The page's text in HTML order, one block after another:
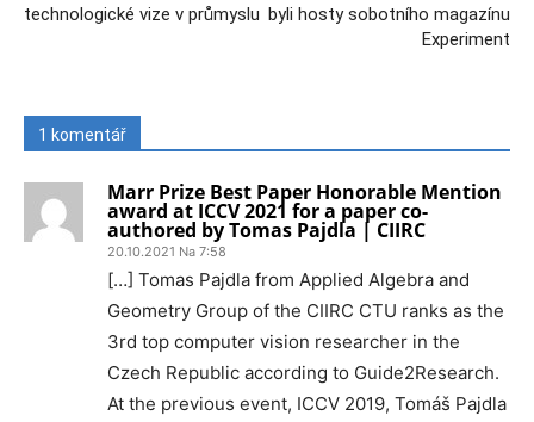
technologické vize v průmyslu byli hosty sobotního magazínu
Experiment
1 komentář
Marr Prize Best Paper Honorable Mention
award at ICCV 2021 for a paper co-
authored by Tomas Pajdla | CIIRC
20.10.2021 Na 7:58
[…] Tomas Pajdla from Applied Algebra and
Geometry Group of the CIIRC CTU ranks as the
3rd top computer vision researcher in the
Czech Republic according to Guide2Research.
At the previous event, ICCV 2019, Tomáš Pajdla